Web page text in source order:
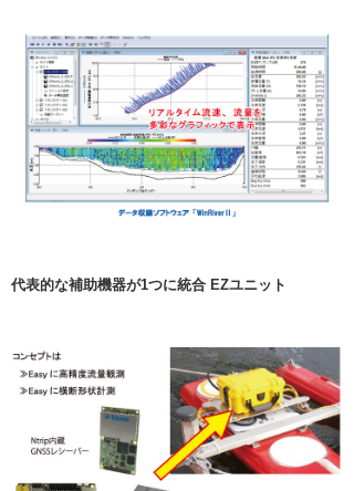
代表的な補助機器が1つに統合 EZユニット